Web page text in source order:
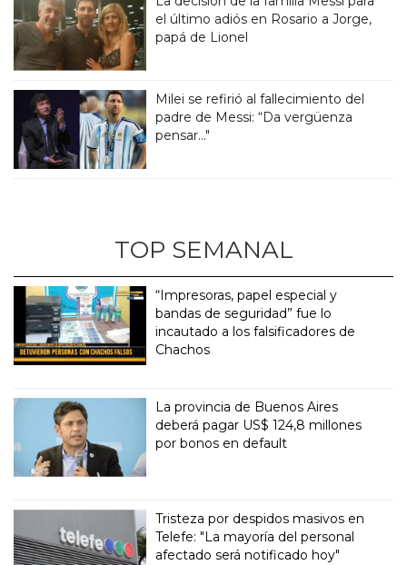
el último adiós en Rosario a Jorge,
papá de Lionel
Milei se refirió al fallecimiento del
padre de Messi: “Da vergüenza
pensar..."
TOP SEMANAL
“Impresoras, papel especial y
bandas de seguridad” fue lo
incautado a los falsificadores de
Chachos
La provincia de Buenos Aires
deberá pagar US$ 124,8 millones
por bonos en default
Tristeza por despidos masivos en
Telefe: "La mayoría del personal
afectado será notificado hoy"